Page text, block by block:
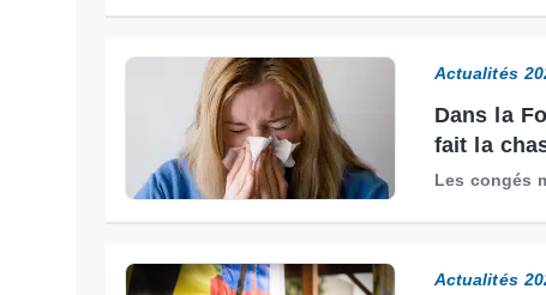
Actualités
Dans la
fait la
Les congés
Actualités